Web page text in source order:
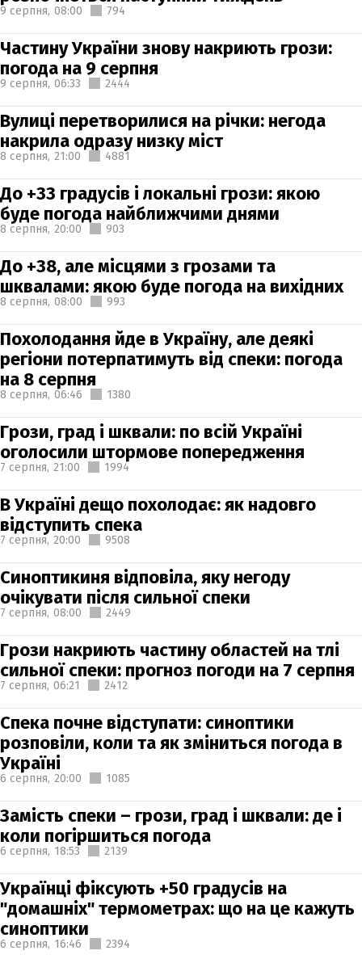
9 серпня, 08:00 794
Частину України знову накриють грози:
погода на 9 серпня
9 серпня, 06:33 2444
Вулиці перетворилися на річки: негода
накрила одразу низку міст
8 серпня, 21:00 4881
До +33 градусів і локальні грози: якою
буде погода найближчими днями
8 серпня, 20:00 903
До +38, але місцями з грозами та
шквалами: якою буде погода на вихідних
8 серпня, 08:00 993
Похолодання йде в Україну, але деякі
регіони потерпатимуть від спеки: погода
на 8 серпня
8 серпня, 06:46 1380
Грози, град і шквали: по всій Україні
оголосили штормове попередження
7 серпня, 21:00 1994
В Україні дещо похолодає: як надовго
відступить спека
7 серпня, 20:00 9508
Синоптикиня відповіла, яку негоду
очікувати після сильної спеки
7 серпня, 08:00 2449
Грози накриють частину областей на тлі
сильної спеки: прогноз погоди на 7 серпня
7 серпня, 06:21 2412
Спека почне відступати: синоптики
розповіли, коли та як зміниться погода в
Україні
6 серпня, 20:00 1085
Замість спеки – грози, град і шквали: де і
коли погіршиться погода
6 серпня, 18:53 2139
Українці фіксують +50 градусів на
"домашніх" термометрах: що на це кажуть
синоптики
6 серпня, 16:46 2394